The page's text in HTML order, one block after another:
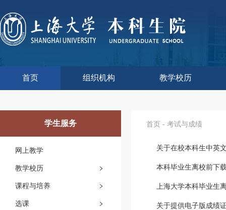
首页 组织机构 教学校历
学生服务
网上教学
教学校历
课程与培养
选课
首页 - 考试与成绩
关于在校本科生中英
本科毕业生离校前下
上海大学本科毕业生
关于提供电子版成绩